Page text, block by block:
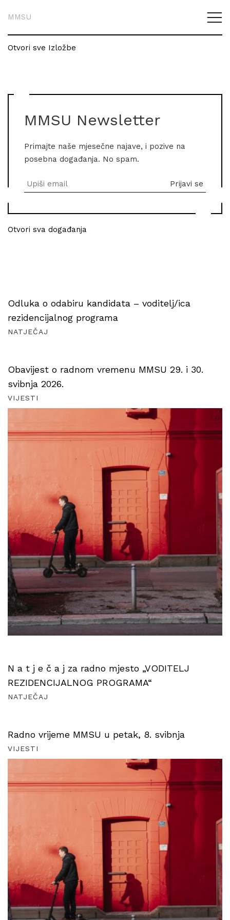
MMSU
Otvori sve Izložbe
MMSU Newsletter
Primajte naše mjesečne najave, i pozive na
posebna događanja. No spam.
Otvori sva događanja
Odluka o odabiru kandidata – voditelj/ica
rezidencijalnog programa
NATJEČAJ
Obavijest o radnom vremenu MMSU 29. i 30.
svibnja 2026.
VIJESTI
N a t j e č a j za radno mjesto „VODITELJ
REZIDENCIJALNOG PROGRAMA“
NATJEČAJ
Radno vrijeme MMSU u petak, 8. svibnja
VIJESTI